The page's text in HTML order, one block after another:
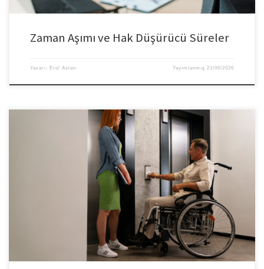
Zaman Aşımı ve Hak Düşürücü Süreler
Yazarı: Erol Aslan Yayımlanmış21/06/2026